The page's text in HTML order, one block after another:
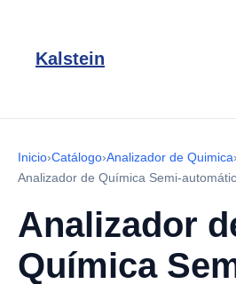
Kalstein
Inicio›Catálogo›Analizador de Quimica›
Analizador de Química Semi-
Analizador
Química